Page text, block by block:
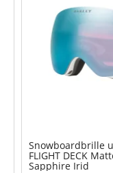
Snowboardbrille
FLIGHT DECK
Sapphire Irid